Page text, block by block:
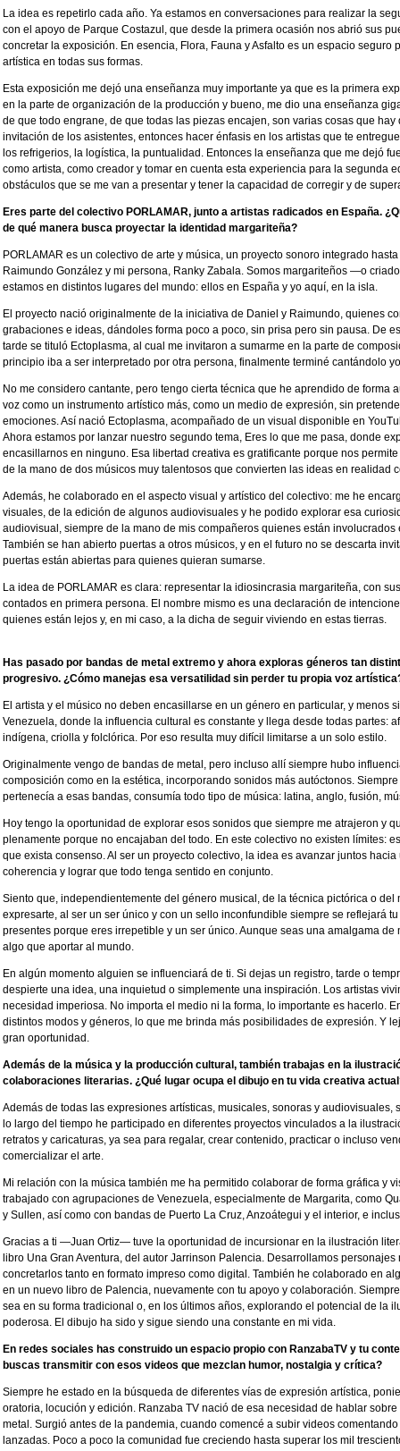
La idea es repetirlo cada año. Ya estamos en conversaciones para realizar la
con el apoyo de Parque Costazul, que desde la primera ocasión nos abrió sus
concretar la exposición. En esencia, Flora, Fauna y Asfalto es un espacio seguro
artística en todas sus formas.
Esta exposición me dejó una enseñanza muy importante ya que es la primera
en la parte de organización de la producción y bueno, me dio una enseñanza
de que todo engrane, de que todas las piezas encajen, son varias cosas que
invitación de los asistentes, entonces hacer énfasis en los artistas que te
los refrigerios, la logística, la puntualidad. Entonces la enseñanza que me dejó
como artista, como creador y tomar en cuenta esta experiencia para la segunda
obstáculos que se me van a presentar y tener la capacidad de corregir y de
Eres parte del colectivo PORLAMAR, junto a artistas radicados en España.
de qué manera busca proyectar la identidad margariteña?
PORLAMAR es un colectivo de arte y música, un proyecto sonoro integrado
Raimundo González y mi persona, Ranky Zabala. Somos margariteños —o
estamos en distintos lugares del mundo: ellos en España y yo aquí, en la isla.
El proyecto nació originalmente de la iniciativa de Daniel y Raimundo, quienes
grabaciones e ideas, dándoles forma poco a poco, sin prisa pero sin pausa. De
tarde se tituló Ectoplasma, al cual me invitaron a sumarme en la parte de
principio iba a ser interpretado por otra persona, finalmente terminé cantándolo
No me considero cantante, pero tengo cierta técnica que he aprendido de forma
voz como un instrumento artístico más, como un medio de expresión, sin
emociones. Así nació Ectoplasma, acompañado de un visual disponible en
Ahora estamos por lanzar nuestro segundo tema, Eres lo que me pasa, donde
encasillarnos en ninguno. Esa libertad creativa es gratificante porque nos
de la mano de dos músicos muy talentosos que convierten las ideas en realidad
Además, he colaborado en el aspecto visual y artístico del colectivo: me he
visuales, de la edición de algunos audiovisuales y he podido explorar esa
audiovisual, siempre de la mano de mis compañeros quienes están
También se han abierto puertas a otros músicos, y en el futuro no se descarta
puertas están abiertas para quienes quieran sumarse.
La idea de PORLAMAR es clara: representar la idiosincrasia margariteña, con
contados en primera persona. El nombre mismo es una declaración de
quienes están lejos y, en mi caso, a la dicha de seguir viviendo en estas tierras.
Has pasado por bandas de metal extremo y ahora exploras géneros tan
progresivo. ¿Cómo manejas esa versatilidad sin perder tu propia voz
El artista y el músico no deben encasillarse en un género en particular, y menos
Venezuela, donde la influencia cultural es constante y llega desde todas partes:
indígena, criolla y folclórica. Por eso resulta muy difícil limitarse a un solo estilo.
Originalmente vengo de bandas de metal, pero incluso allí siempre hubo
composición como en la estética, incorporando sonidos más autóctonos.
pertenecía a esas bandas, consumía todo tipo de música: latina, anglo, fusión,
Hoy tengo la oportunidad de explorar esos sonidos que siempre me atrajeron y
plenamente porque no encajaban del todo. En este colectivo no existen límites:
que exista consenso. Al ser un proyecto colectivo, la idea es avanzar juntos
coherencia y lograr que todo tenga sentido en conjunto.
Siento que, independientemente del género musical, de la técnica pictórica o del
expresarte, al ser un ser único y con un sello inconfundible siempre se reflejará
presentes porque eres irrepetible y un ser único. Aunque seas una amalgama
algo que aportar al mundo.
En algún momento alguien se influenciará de ti. Si dejas un registro, tarde o
despierte una idea, una inquietud o simplemente una inspiración. Los artistas
necesidad imperiosa. No importa el medio ni la forma, lo importante es hacerlo.
distintos modos y géneros, lo que me brinda más posibilidades de expresión. Y
gran oportunidad.
Además de la música y la producción cultural, también trabajas en la
colaboraciones literarias. ¿Qué lugar ocupa el dibujo en tu vida creativa
Además de todas las expresiones artísticas, musicales, sonoras y audiovisuales,
lo largo del tiempo he participado en diferentes proyectos vinculados a la
retratos y caricaturas, ya sea para regalar, crear contenido, practicar o incluso
comercializar el arte.
Mi relación con la música también me ha permitido colaborar de forma gráfica y
trabajado con agrupaciones de Venezuela, especialmente de Margarita, como
y Sullen, así como con bandas de Puerto La Cruz, Anzoátegui y el interior, e
Gracias a ti —Juan Ortiz— tuve la oportunidad de incursionar en la ilustración
libro Una Gran Aventura, del autor Jarrinson Palencia. Desarrollamos
concretarlos tanto en formato impreso como digital. También he colaborado en
en un nuevo libro de Palencia, nuevamente con tu apoyo y colaboración.
sea en su forma tradicional o, en los últimos años, explorando el potencial de la
poderosa. El dibujo ha sido y sigue siendo una constante en mi vida.
En redes sociales has construido un espacio propio con RanzabaTV y tu
buscas transmitir con esos videos que mezclan humor, nostalgia y crítica?
Siempre he estado en la búsqueda de diferentes vías de expresión artística,
oratoria, locución y edición. Ranzaba TV nació de esa necesidad de hablar
metal. Surgió antes de la pandemia, cuando comencé a subir videos
lanzadas. Poco a poco la comunidad fue creciendo hasta superar los mil